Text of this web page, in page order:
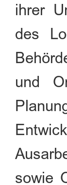
ihrer
des
und
sowie